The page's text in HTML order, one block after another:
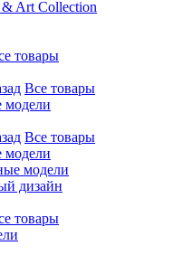
& Art Collection
товары
Все товары
модели
Все товары
модели
модели
дизайн
товары